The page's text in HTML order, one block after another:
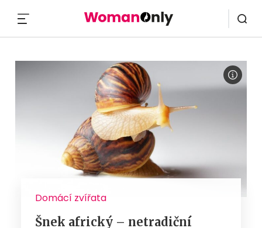
Domácí zvířata
Šnek africký – netradiční